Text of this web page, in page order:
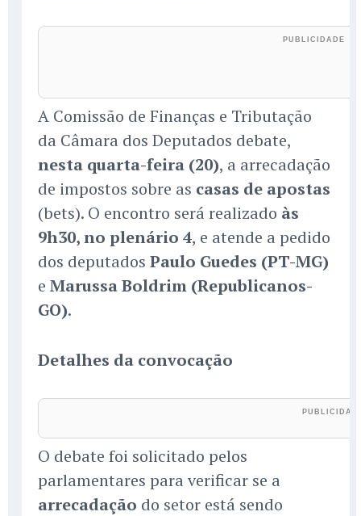
A Comissão de Finanças e Tributação
da Câmara dos Deputados debate,
nesta quarta-feira (20), a arrecadação
de impostos sobre as casas de apostas
(bets). O encontro será realizado às
9h30, no plenário 4, e atende a pedido
dos deputados Paulo Guedes (PT-MG)
e Marussa Boldrim (Republicanos-
GO).
Detalhes da convocação
O debate foi solicitado pelos
parlamentares para verificar se a
arrecadação do setor está sendo